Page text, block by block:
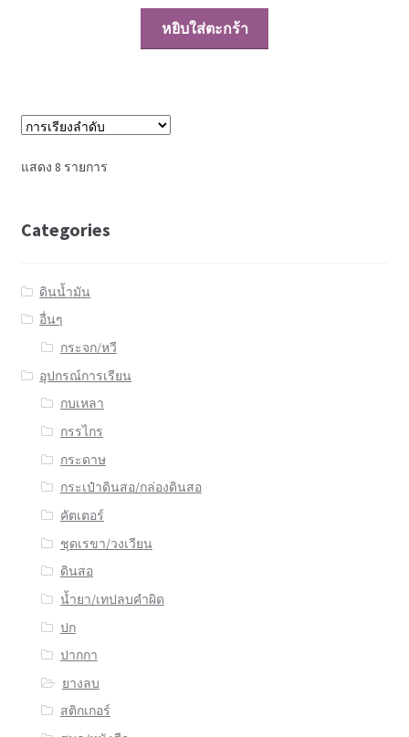
หยิบใส่ตะกร้า
แสดง 8 รายการ
Categories
ดินน้ำมัน
อื่นๆ
กระจก/หวี
อุปกรณ์การเรียน
กบเหลา
กรรไกร
กระดาษ
กระเป๋าดินสอ/กล่องดินสอ
คัตเตอร์
ชุดเรขา/วงเวียน
ดินสอ
น้ำยา/เทปลบคำผิด
ปก
ปากกา
ยางลบ
สติกเกอร์